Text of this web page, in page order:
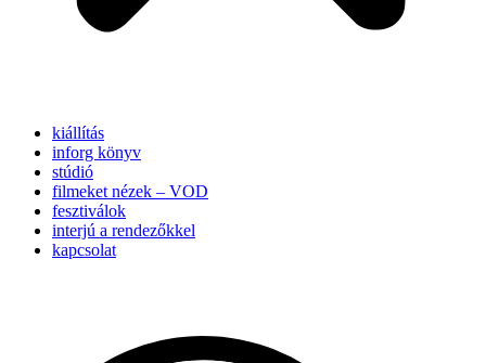
kiállítás
inforg könyv
stúdió
filmeket nézek – VOD
fesztiválok
interjú a rendezőkkel
kapcsolat